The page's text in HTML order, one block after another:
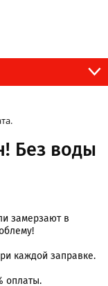
Без воды
замерзают в
каждой заправке.
оплаты.